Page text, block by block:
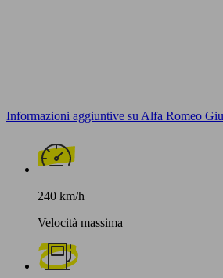
Informazioni aggiuntive su Alfa Romeo
240 km/h
Velocità massima